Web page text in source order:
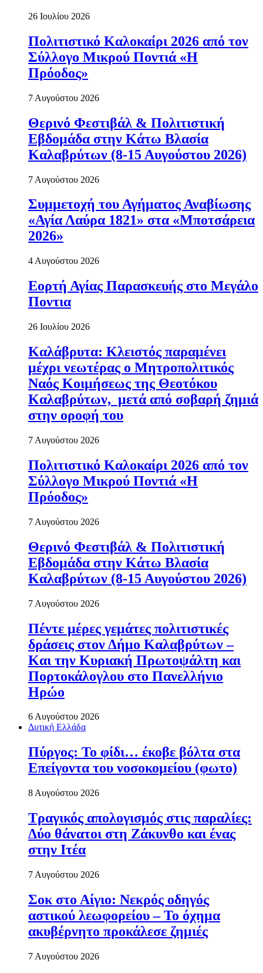
26 Ιουλίου 2026
Πολιτιστικό Καλοκαίρι 2026 από τον
Σύλλογο Μικρού Ποντιά «Η
Πρόοδος»
7 Αυγούστου 2026
Θερινό Φεστιβάλ & Πολιτιστική
Εβδομάδα στην Κάτω Βλασία
Καλαβρύτων (8-15 Αυγούστου 2026)
7 Αυγούστου 2026
Συμμετοχή του Αγήματος Αναβίωσης
«Αγία Λαύρα 1821» στα «Μποτσάρεια
2026»
4 Αυγούστου 2026
Εορτή Αγίας Παρασκευής στο Μεγάλο
Ποντια
26 Ιουλίου 2026
Καλάβρυτα: Κλειστός παραμένει
μέχρι νεωτέρας ο Μητροπολιτικός
Ναός Κοιμήσεως της Θεοτόκου
Καλαβρύτων, μετά από σοβαρή ζημιά
στην οροφή του
7 Αυγούστου 2026
Πολιτιστικό Καλοκαίρι 2026 από τον
Σύλλογο Μικρού Ποντιά «Η
Πρόοδος»
7 Αυγούστου 2026
Θερινό Φεστιβάλ & Πολιτιστική
Εβδομάδα στην Κάτω Βλασία
Καλαβρύτων (8-15 Αυγούστου 2026)
7 Αυγούστου 2026
Πέντε μέρες γεμάτες πολιτιστικές
δράσεις στον Δήμο Καλαβρύτων –
Και την Κυριακή Πρωτοψάλτη και
Πορτοκάλογλου στο Πανελλήνιο
Ηρώο
6 Αυγούστου 2026
Δυτική Ελλάδα
Πύργος: Το φίδι… έκοβε βόλτα στα
Επείγοντα του νοσοκομείου (φωτο)
8 Αυγούστου 2026
Τραγικός απολογισμός στις παραλίες:
Δύο θάνατοι στη Ζάκυνθο και ένας
στην Ιτέα
7 Αυγούστου 2026
Σοκ στο Αίγιο: Νεκρός οδηγός
αστικού λεωφορείου – Το όχημα
ακυβέρνητο προκάλεσε ζημιές
7 Αυγούστου 2026